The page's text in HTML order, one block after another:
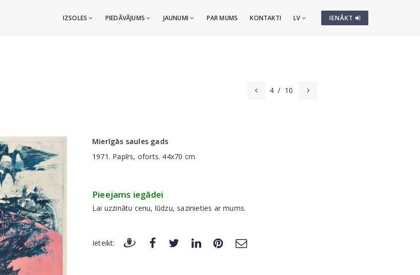
IENĀKT
IZSOLES PIEDĀVĀJUMS JAUNUMI PAR MUMS KONTAKTI LV
4 / 10
Mierīgās saules gads
1971. Papīrs, oforts. 44x70 cm
Pieejams iegādei
Lai uzzinātu cenu, lūdzu, sazinieties ar mums.
Ieteikt: